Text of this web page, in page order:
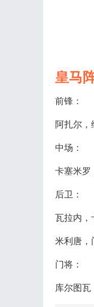
皇马
前锋：
阿扎尔，
中场：
卡塞米罗
后卫：
瓦拉内，
米利唐，
门将：
库尔图瓦